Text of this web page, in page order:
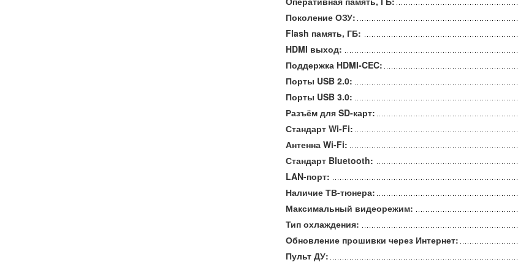
Поколение ОЗУ:
Flash память, ГБ:
HDMI выход:
Поддержка HDMI-CEC:
Порты USB 2.0:
Порты USB 3.0:
Разъём для SD-карт:
Стандарт Wi-Fi:
Антенна Wi-Fi:
Стандарт Bluetooth:
LAN-порт:
Наличие ТВ-тюнера:
Максимальный видеорежим:
Тип охлаждения:
Обновление прошивки через Интернет:
Пульт ДУ: